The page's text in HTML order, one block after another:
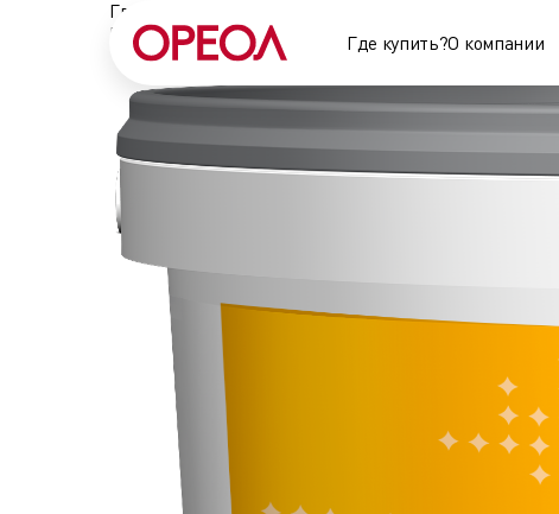
Где купить?О компании
Главная
Краска для плит OSB Ореол, база А